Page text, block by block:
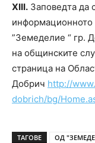
ХIII. Заповедта да
информационното
”Земеделие “ гр.
на общинските
страница на
Добрич http://www.
dobrich/bg/Home.
ТАГОВЕ ОД